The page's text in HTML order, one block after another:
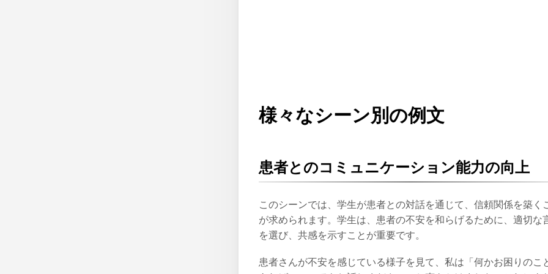
様々なシーン別の例文
患者とのコミュニケーション能力の向上
このシーンでは、学生が患者との対話を通じて、信頼関係を築く
が求められます。学生は、患者の不安を和らげるために、適切な
を選び、共感を示すことが重要です。
患者さんが不安を感じている様子を見て、私は「何かお困りのこ